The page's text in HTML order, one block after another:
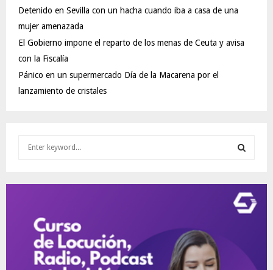
Detenido en Sevilla con un hacha cuando iba a casa de una
mujer amenazada
El Gobierno impone el reparto de los menas de Ceuta y avisa
con la Fiscalía
Pánico en un supermercado Día de la Macarena por el
lanzamiento de cristales
E